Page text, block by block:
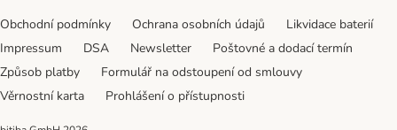
Obchodní podmínky Ochrana osobních údajů
Likvidace baterií
Impressum
DSA Newsletter
Poštovné a dodací termín
Způsob platby
Formulář na odstoupení od smlouvy
Věrnostní karta
Prohlášení o přístupnosti